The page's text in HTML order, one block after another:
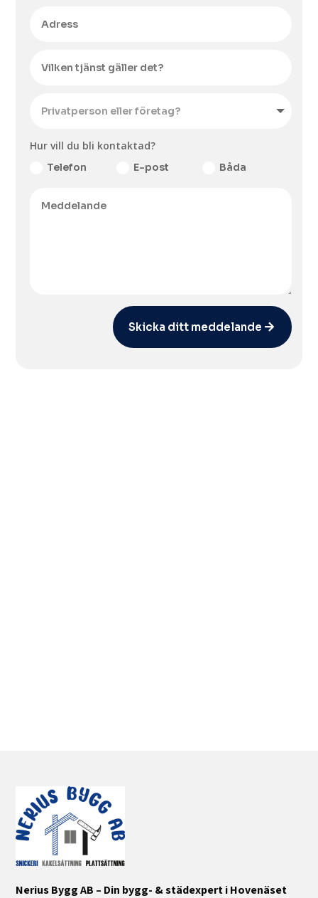
Hur vill du bli kontaktad?
Telefon E-post Båda
Skicka ditt meddelande
Nerius Bygg AB – Din bygg- & städexpert i Hovenäset